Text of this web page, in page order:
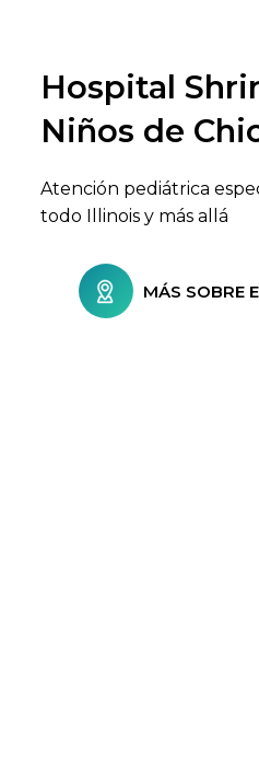
Buscar centros de atención
Hospital
Niños de
Atención pediátrica
todo Illinois y más allá
MÁS SOBRE